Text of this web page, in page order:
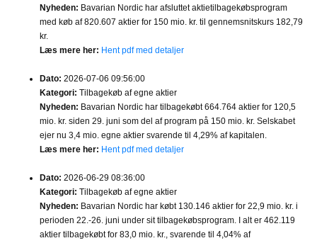
Nyheden: Bavarian Nordic har afsluttet aktietilbagekøbsprogram
med køb af 820.607 aktier for 150 mio. kr. til gennemsnitskurs 182,79
kr.
Læs mere her: Hent pdf med detaljer
Dato: 2026-07-06 09:56:00
Kategori: Tilbagekøb af egne aktier
Nyheden: Bavarian Nordic har tilbagekøbt 664.764 aktier for 120,5
mio. kr. siden 29. juni som del af program på 150 mio. kr. Selskabet
ejer nu 3,4 mio. egne aktier svarende til 4,29% af kapitalen.
Læs mere her: Hent pdf med detaljer
Dato: 2026-06-29 08:36:00
Kategori: Tilbagekøb af egne aktier
Nyheden: Bavarian Nordic har købt 130.146 aktier for 22,9 mio. kr. i
perioden 22.-26. juni under sit tilbagekøbsprogram. I alt er 462.119
aktier tilbagekøbt for 83,0 mio. kr., svarende til 4,04% af